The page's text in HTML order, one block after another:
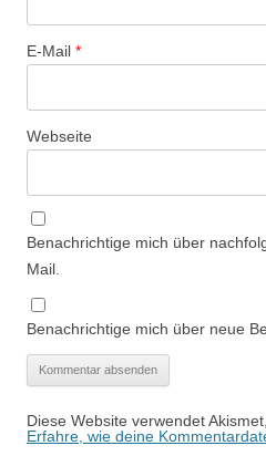
E-Mail *
Webseite
Benachrichtige mich über
Mail.
Benachrichtige mich über neue
Diese Website verwendet
Erfahre, wie deine